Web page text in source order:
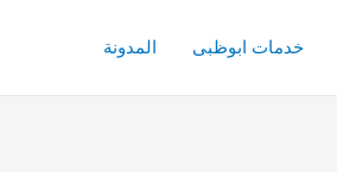
خدمات ابوظبى المدونة